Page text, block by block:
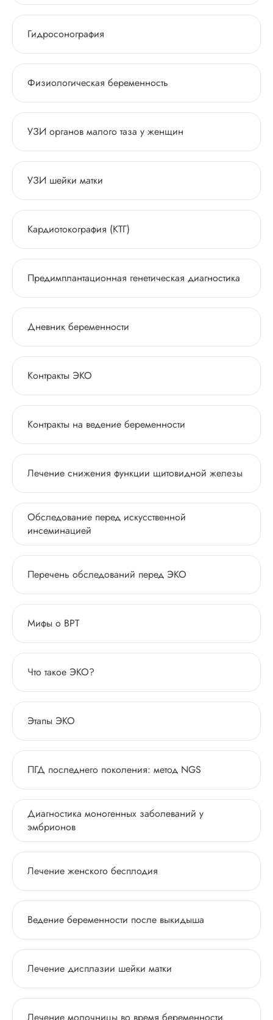
Гидросонография
Физиологическая беременность
УЗИ органов малого таза у женщин
УЗИ шейки матки
Кардиотокография (КТГ)
Предимплантационная генетическая диагностика
Дневник беременности
Контракты ЭКО
Контракты на ведение беременности
Лечение снижения функции щитовидной железы
Обследование перед искусственной
инсеминацией
Перечень обследований перед ЭКО
Мифы о ВРТ
Что такое ЭКО?
Этапы ЭКО
ПГД последнего поколения: метод NGS
Диагностика моногенных заболеваний у
эмбрионов
Лечение женского бесплодия
Ведение беременности после выкидыша
Лечение дисплазии шейки матки